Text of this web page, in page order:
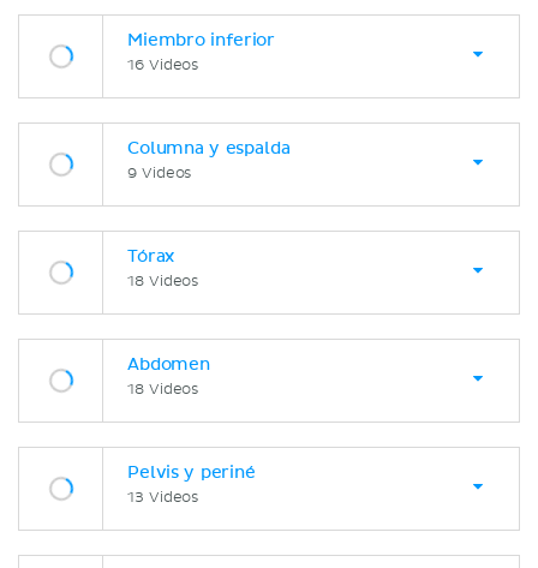
Miembro inferior
16 Videos
Columna y espalda
9 Videos
Tórax
18 Videos
Abdomen
18 Videos
Pelvis y periné
13 Videos